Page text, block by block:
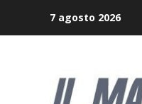
7 agosto 2026